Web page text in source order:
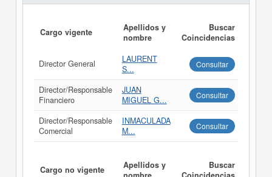
Cargo vigente
Apellidos y
nombre
Buscar
Coincidencias
Director General
LAURENT
S...
Consultar
Director/Responsable
Financiero
JUAN
MIGUEL G...
Consultar
Director/Responsable
Comercial
INMACULADA
M...
Consultar
Cargo no vigente
Apellidos y
Buscar